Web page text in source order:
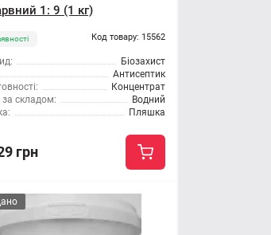
1: 9 (1 кг)
Код товару: 15562
Біозахист
Антисептик
Концентрат
за складом:
Водний
Пляшка
грн